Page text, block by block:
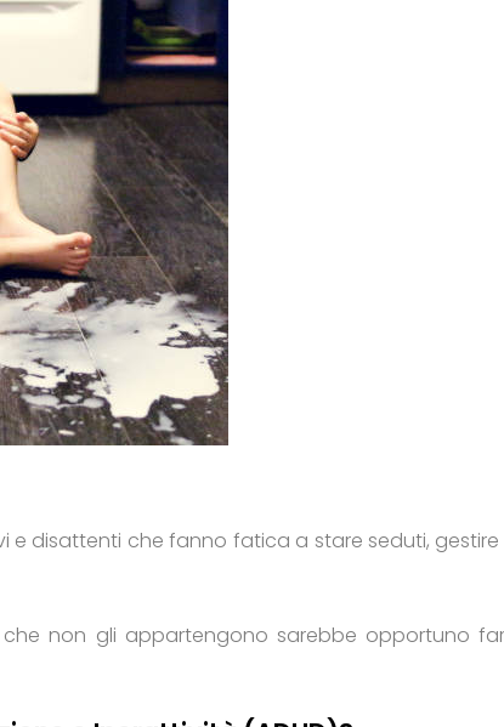
e disattenti che fanno fatica a stare seduti, gestire
non gli appartengono sarebbe opportuno